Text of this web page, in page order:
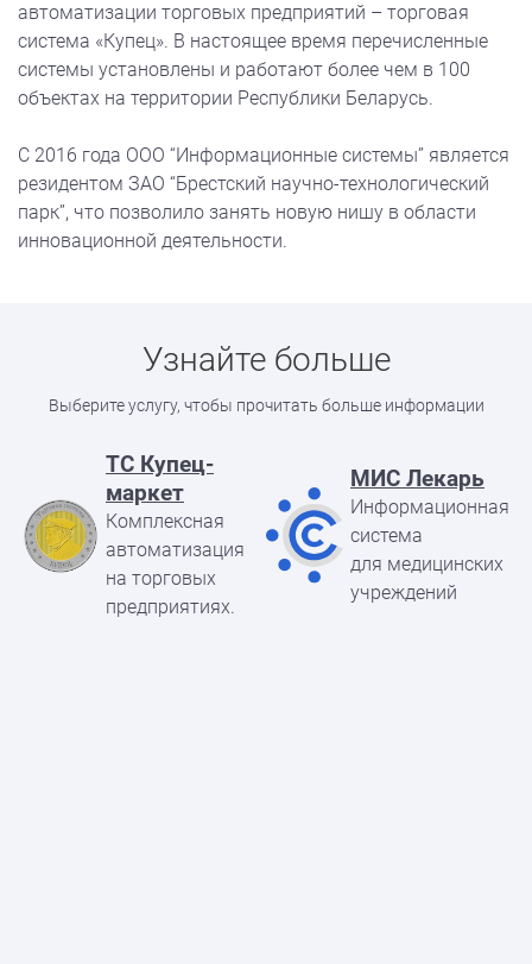
автоматизации торговых предприятий – торговая
система «Купец». В настоящее время перечисленные
системы установлены и работают более чем в 100
объектах на территории Республики Беларусь.
С 2016 года ООО “Информационные системы” является
резидентом ЗАО “Брестский научно-технологический
парк”, что позволило занять новую нишу в области
инновационной деятельности.
Узнайте больше
Выберите услугу, чтобы прочитать больше информации
ТC Купец-
маркет
Комплексная
автоматизация
на торговых
предприятиях.
МИС Лекарь
Информационная
система
для медицинских
учреждений